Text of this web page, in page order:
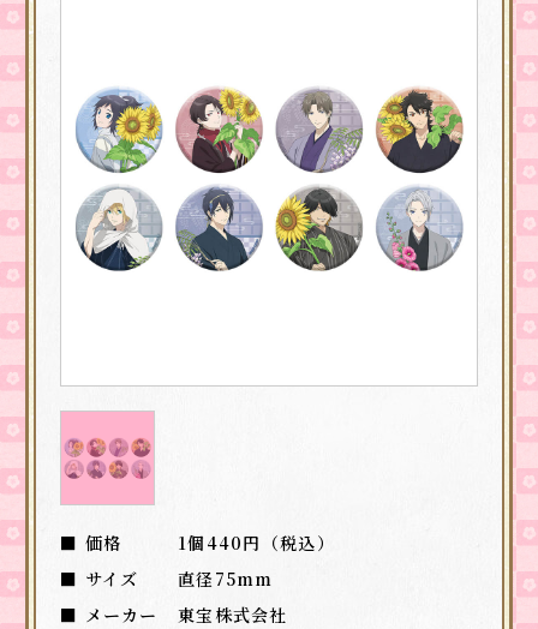
■ 価格
1個440円（税込）
■ サイズ
直径75mm
■ メーカー
東宝株式会社